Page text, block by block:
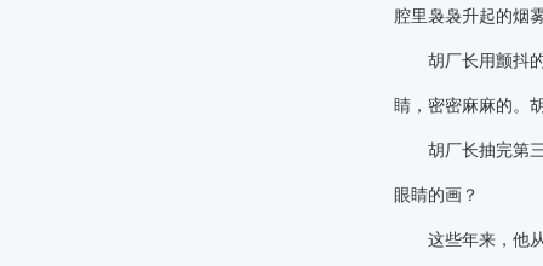
腔里袅袅升起的
胡厂长用颤抖的
睛，密密麻麻的。
胡厂长抽完第三
眼睛的画？
这些年来，他从